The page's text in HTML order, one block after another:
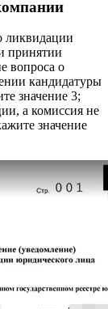
ликвидации
принятии
вопроса о
кандидатуры
значение 3;
а комиссия не
значение